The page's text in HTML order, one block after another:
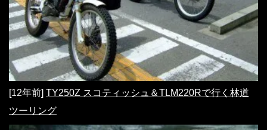
[12年前] TY250Z スコティッシュ＆TLM220Rで行く林道
ツーリング